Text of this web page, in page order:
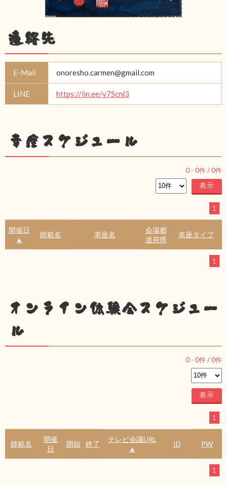
連絡先
E-Mail onoresho.carmen@gmail.com
LINE https://lin.ee/y7Scnl3
幸座スケジュール
0 - 0件 /0件
1
開催日
▲
師範名 幸座名
会場都
道府県
幸座タイプ
1
オンライン体験会スケジュー
ル
0 - 0件 /0件
1
師範名
開催
日
開始 終了
テレビ会議URL
▲
ID PW
1